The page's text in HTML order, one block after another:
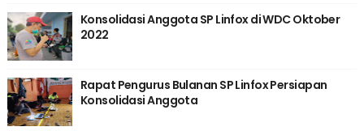
Konsolidasi Anggota SP Linfox di WDC Oktober
2022
Rapat Pengurus Bulanan SP Linfox Persiapan
Konsolidasi Anggota